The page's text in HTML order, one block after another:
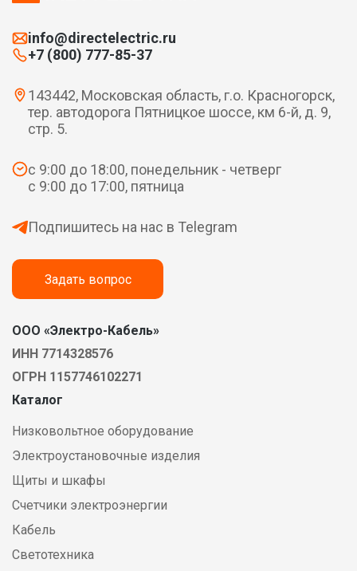
info@directelectric.ru
+7 (800) 777-85-37
143442, Московская область, г.о. Красногорск,
тер. автодорога Пятницкое шоссе, км 6-й, д. 9,
стр. 5.
с 9:00 до 18:00, понедельник - четверг
с 9:00 до 17:00, пятница
Подпишитесь на нас в Telegram
Задать вопрос
ООО «Электро-Кабель»
ИНН 7714328576
ОГРН 1157746102271
Каталог
Низковольтное оборудование
Электроустановочные изделия
Щиты и шкафы
Счетчики электроэнергии
Кабель
Светотехника